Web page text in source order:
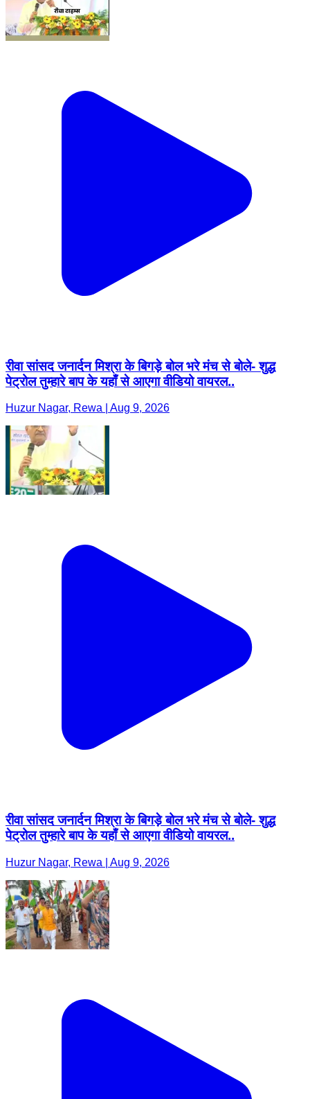
रीवा सांसद जनार्दन मिश्रा के बिगड़े बोल भरे मंच से बोले- शुद्ध
पेट्रोल तुम्हारे बाप के यहाँ से आएगा वीडियो वायरल..
Huzur Nagar, Rewa | Aug 9, 2026
रीवा सांसद जनार्दन मिश्रा के बिगड़े बोल भरे मंच से बोले- शुद्ध
पेट्रोल तुम्हारे बाप के यहाँ से आएगा वीडियो वायरल..
Huzur Nagar, Rewa | Aug 9, 2026